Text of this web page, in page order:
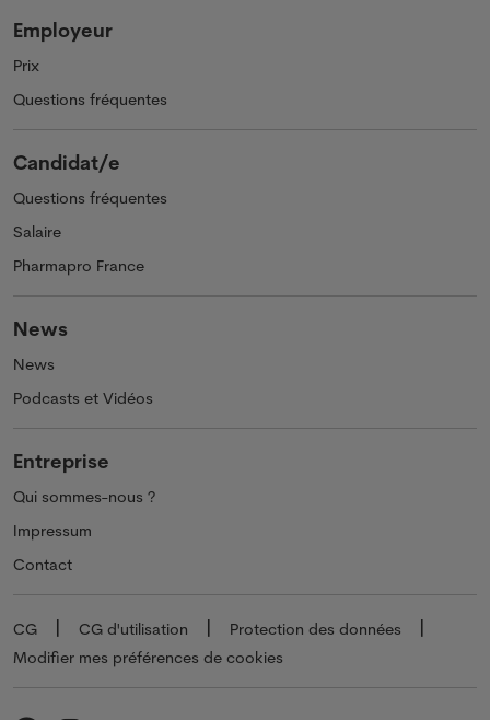
Employeur
Prix
Questions fréquentes
Candidat/e
Questions fréquentes
Salaire
Pharmapro France
News
News
Podcasts et Vidéos
Entreprise
Qui sommes-nous ?
Impressum
Contact
CG CG d'utilisation
Protection des données
Modifier mes préférences de cookies